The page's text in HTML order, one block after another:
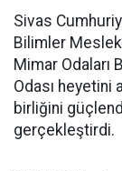
Sivas
Bilimler
Mimar Odaları
Odası heyetini
birliğini
gerçekleştirdi.